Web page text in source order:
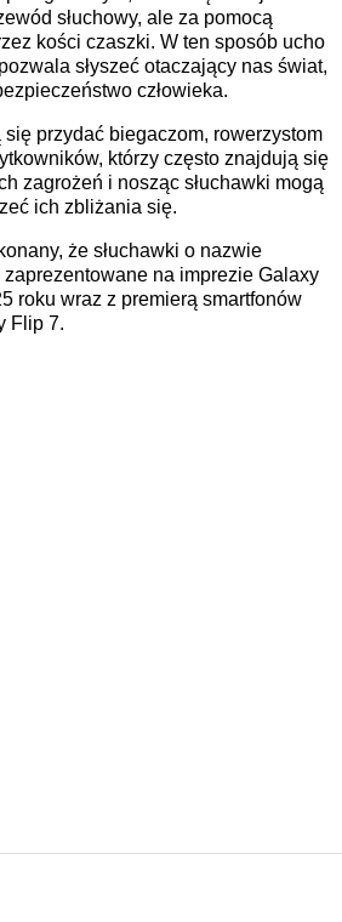
słuchowy, ale za pomocą
kości czaszki. W ten sposób ucho
słyszeć otaczający nas świat,
człowieka.
się przydać biegaczom, rowerzystom
którzy często znajdują się
zagrożeń i nosząc słuchawki mogą
ich zbliżania się.
że słuchawki o nazwie
na imprezie Galaxy
roku wraz z premierą smartfonów
Flip 7.